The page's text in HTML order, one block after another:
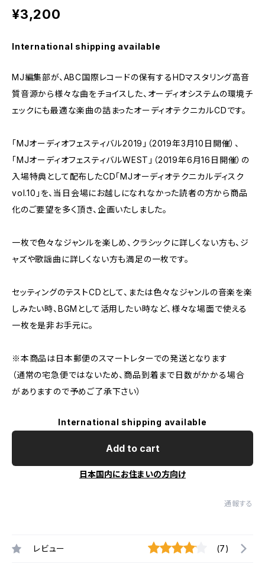
¥3,200
International shipping available
MJ編集部が、ABC国際レコードの保有するHDマスタリング高音
質音源から様々な曲をチョイスした、オーディオシステムの環境チ
ェックにも最適な楽曲の詰まったオーディオテクニカルCDです。
「MJオーディオフェスティバル2019」（2019年3月10日開催）、
「MJオーディオフェスティバルWEST」（2019年6月16日開催）の
入場特典として配布したCD「MJオーディオテクニカルディスク
vol.10」を、当日会場にお越しになれなかった読者の方から商品
化のご要望を多く頂き、企画いたしました。
一枚で色々なジャンルを楽しめ、クラシックに詳しくない方も、ジ
ャズや歌謡曲に詳しくない方も満足の一枚です。
セッティングのテストCDとして、または色々なジャンルの音楽を楽
しみたい時、BGMとして活用したい時など、様々な場面で使える
一枚を是非お手元に。
※本商品は日本郵便のスマートレターでの発送となります
（通常の宅急便ではないため、商品到着まで日数がかかる場合
がありますので予めご了承下さい）
International shipping available
Add to cart
日本国内にお住まいの方向け
通報する
レビュー (7)